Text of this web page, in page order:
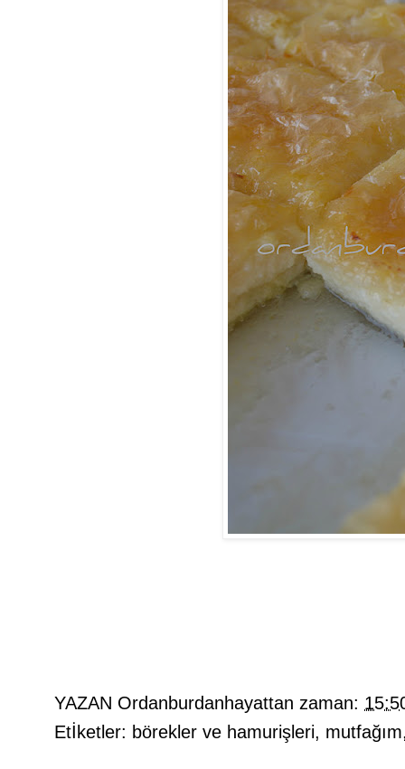
YAZAN Ordanburdanhayattan zaman:
Etİketler: börekler ve hamurişleri, mutfağım